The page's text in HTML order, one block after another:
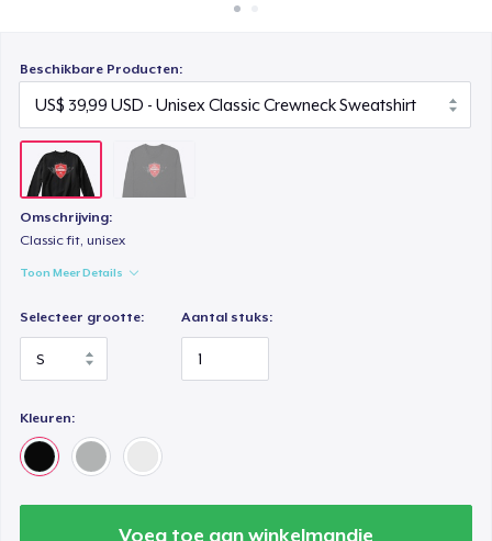
Beschikbare Producten:
Omschrijving:
Classic fit, unisex
Toon Meer Details
Selecteer grootte: Aantal stuks:
Kleuren:
Voeg toe aan winkelmandje